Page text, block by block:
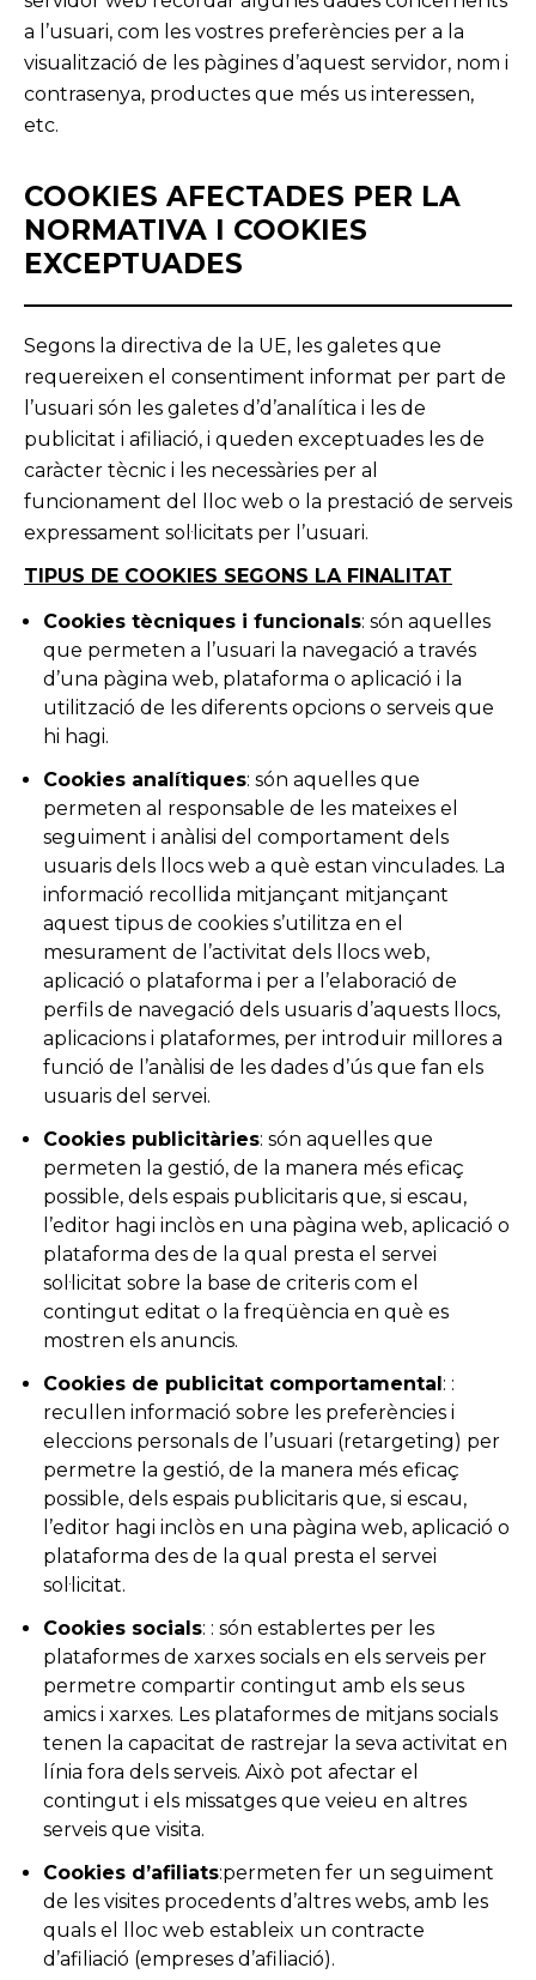
a l’usuari, com les vostres preferències per a la
visualització de les pàgines d’aquest servidor, nom i
contrasenya, productes que més us interessen,
etc.
COOKIES AFECTADES PER LA
NORMATIVA I COOKIES
EXCEPTUADES
Segons la directiva de la UE, les galetes que
requereixen el consentiment informat per part de
l’usuari són les galetes d’d’analítica i les de
publicitat i afiliació, i queden exceptuades les de
caràcter tècnic i les necessàries per al
funcionament del lloc web o la prestació de serveis
expressament sol·licitats per l’usuari.
TIPUS DE COOKIES SEGONS LA FINALITAT
Cookies tècniques i funcionals: són aquelles
que permeten a l’usuari la navegació a través
d’una pàgina web, plataforma o aplicació i la
utilització de les diferents opcions o serveis que
hi hagi.
Cookies analítiques: són aquelles que
permeten al responsable de les mateixes el
seguiment i anàlisi del comportament dels
usuaris dels llocs web a què estan vinculades. La
informació recollida mitjançant mitjançant
aquest tipus de cookies s’utilitza en el
mesurament de l’activitat dels llocs web,
aplicació o plataforma i per a l’elaboració de
perfils de navegació dels usuaris d’aquests llocs,
aplicacions i plataformes, per introduir millores a
funció de l’anàlisi de les dades d’ús que fan els
usuaris del servei.
Cookies publicitàries: són aquelles que
permeten la gestió, de la manera més eficaç
possible, dels espais publicitaris que, si escau,
l’editor hagi inclòs en una pàgina web, aplicació o
plataforma des de la qual presta el servei
sol·licitat sobre la base de criteris com el
contingut editat o la freqüència en què es
mostren els anuncis.
Cookies de publicitat comportamental: :
recullen informació sobre les preferències i
eleccions personals de l’usuari (retargeting) per
permetre la gestió, de la manera més eficaç
possible, dels espais publicitaris que, si escau,
l’editor hagi inclòs en una pàgina web, aplicació o
plataforma des de la qual presta el servei
sol·licitat.
Cookies socials: : són establertes per les
plataformes de xarxes socials en els serveis per
permetre compartir contingut amb els seus
amics i xarxes. Les plataformes de mitjans socials
tenen la capacitat de rastrejar la seva activitat en
línia fora dels serveis. Això pot afectar el
contingut i els missatges que veieu en altres
serveis que visita.
Cookies d’afiliats:permeten fer un seguiment
de les visites procedents d’altres webs, amb les
quals el lloc web estableix un contracte
d’afiliació (empreses d’afiliació).